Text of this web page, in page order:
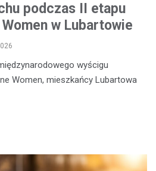
podczas II etapu
w Lubartowie
wyścigu
Women, mieszkańcy Lubartowa